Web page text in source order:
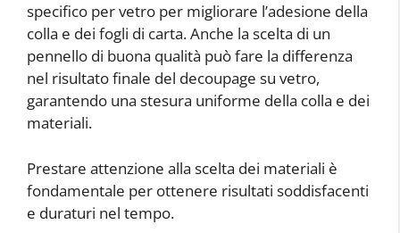
specifico per vetro per migliorare l’adesione della
colla e dei fogli di carta. Anche la scelta di un
pennello di buona qualità può fare la differenza
nel risultato finale del decoupage su vetro,
garantendo una stesura uniforme della colla e dei
materiali.
Prestare attenzione alla scelta dei materiali è
fondamentale per ottenere risultati soddisfacenti
e duraturi nel tempo.